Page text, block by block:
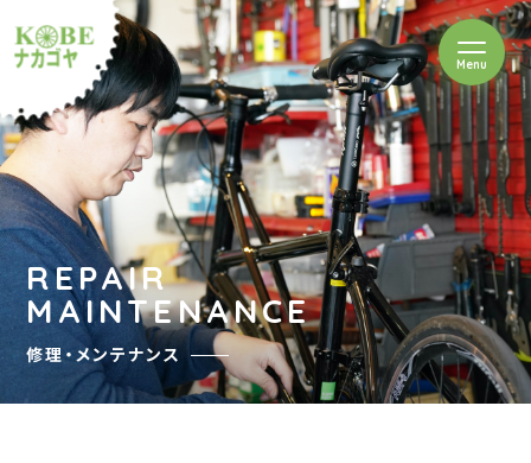
ルショップナカゴヤ
Menuを開閉
REPAIR
MAINTENANCE
修理・メンテナンス